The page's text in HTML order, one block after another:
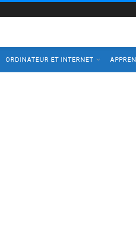
ORDINATEUR ET INTERNET